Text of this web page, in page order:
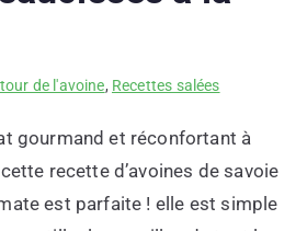
de l'avoine, Recettes salées
gourmand et réconfortant à
recette d’avoines de savoie
est parfaite ! elle est simple